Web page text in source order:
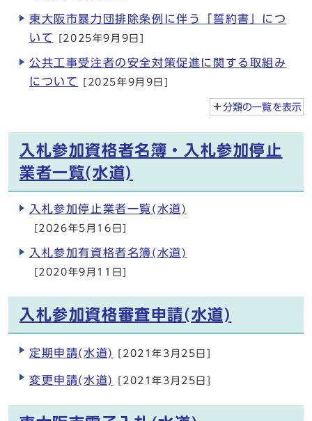
東大阪市暴力団排除条例に伴う「誓約書」につ
いて
[2025年9月9日]
公共工事受注者の安全対策促進に関する取組み
について
[2025年9月9日]
分類の一覧を表示
入札参加資格者名簿・入札参加停止
業者一覧(水道)
入札参加停止業者一覧(水道)
[2026年5月16日]
入札参加有資格者名簿(水道)
[2020年9月11日]
入札参加資格審査申請(水道)
定期申請(水道) [2021年3月25日]
変更申請(水道) [2021年3月25日]